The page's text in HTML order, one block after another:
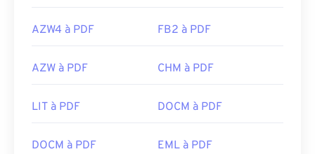
AZW4 à PDF FB2 à PDF
AZW à PDF CHM à PDF
LIT à PDF DOCM à PDF
DOCM à PDF EML à PDF